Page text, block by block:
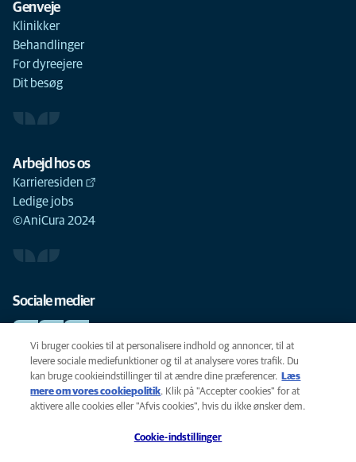
Genveje
Klinikker
Behandlinger
For dyreejere
Dit besøg
Arbejd hos os
Karrieresiden
Ledige jobs
©AniCura 2024
Sociale medier
Cookie-politik
Privatlivspolitik
Vi bruger cookies til at personalisere indhold og annoncer, til at
levere sociale mediefunktioner og til at analysere vores trafik. Du
kan bruge cookieindstillinger til at ændre dine præferencer.
Læs
mere om vores cookiepolitik(opens in a new tab)
. Klik på "Accepter cookies" for at
aktivere alle cookies eller "Afvis cookies", hvis du ikke ønsker dem.
Cookie-indstillinger